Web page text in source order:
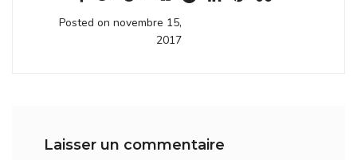
Posted on novembre 15,
2017
Laisser un commentaire